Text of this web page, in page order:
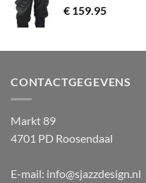
€ 159.95
CONTACTGEGEVENS
Markt 89
4701 PD Roosendaal
E-mail: info@sjazzdesign.nl